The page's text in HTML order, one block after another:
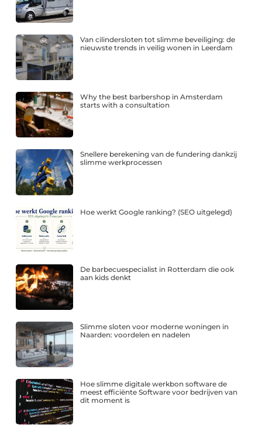
Van cilindersloten tot slimme beveiliging: de
nieuwste trends in veilig wonen in Leerdam
Why the best barbershop in Amsterdam
starts with a consultation
Snellere berekening van de fundering dankzij
slimme werkprocessen
Hoe werkt Google ranking? (SEO uitgelegd)
De barbecuespecialist in Rotterdam die ook
aan kids denkt
Slimme sloten voor moderne woningen in
Naarden: voordelen en nadelen
Hoe slimme digitale werkbon software de
meest efficiënte Software voor bedrijven van
dit moment is